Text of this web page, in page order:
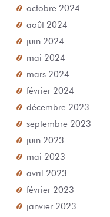
octobre 2024
août 2024
juin 2024
mai 2024
mars 2024
février 2024
décembre 2023
septembre 2023
juin 2023
mai 2023
avril 2023
février 2023
janvier 2023